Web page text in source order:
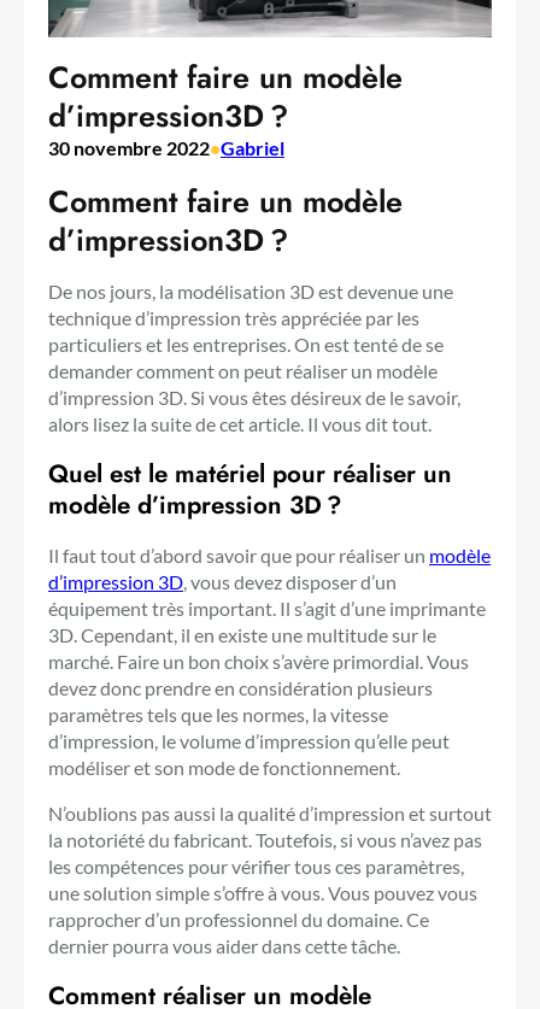
Comment faire un modèle
d’impression3D ?
30 novembre 2022•Gabriel
Comment faire un modèle
d’impression3D ?
De nos jours, la modélisation 3D est devenue une
technique d’impression très appréciée par les
particuliers et les entreprises. On est tenté de se
demander comment on peut réaliser un modèle
d’impression 3D. Si vous êtes désireux de le savoir,
alors lisez la suite de cet article. Il vous dit tout.
Quel est le matériel pour réaliser un
modèle d’impression 3D ?
Il faut tout d’abord savoir que pour réaliser un modèle
d’impression 3D , vous devez disposer d’un
équipement très important. Il s’agit d’une imprimante
3D. Cependant, il en existe une multitude sur le
marché. Faire un bon choix s’avère primordial. Vous
devez donc prendre en considération plusieurs
paramètres tels que les normes, la vitesse
d’impression, le volume d’impression qu’elle peut
modéliser et son mode de fonctionnement.
N’oublions pas aussi la qualité d’impression et surtout
la notoriété du fabricant. Toutefois, si vous n’avez pas
les compétences pour vérifier tous ces paramètres,
une solution simple s’offre à vous. Vous pouvez vous
rapprocher d’un professionnel du domaine. Ce
dernier pourra vous aider dans cette tâche.
Comment réaliser un modèle